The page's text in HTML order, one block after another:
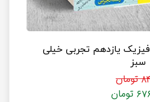
یازدهم تجربی خیلی
سبز